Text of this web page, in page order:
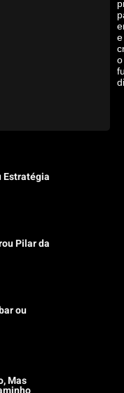
e
o
Estratégia
Pilar da
ou
Mas